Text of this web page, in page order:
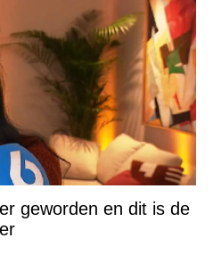
geworden en dit is de